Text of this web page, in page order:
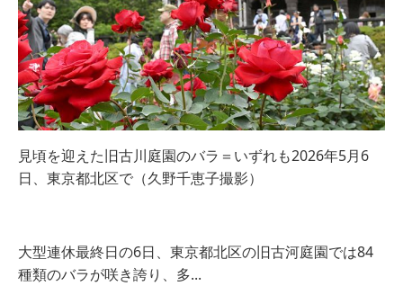
見頃を迎えた旧古川庭園のバラ＝いずれも2026年5月6
日、東京都北区で（久野千恵子撮影）
大型連休最終日の6日、東京都北区の旧古河庭園では84
種類のバラが咲き誇り、多...